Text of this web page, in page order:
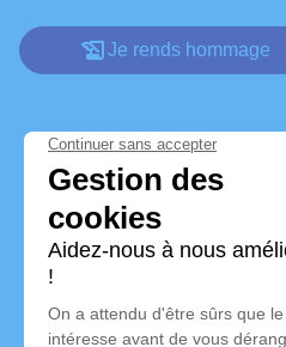
Je rends hommage